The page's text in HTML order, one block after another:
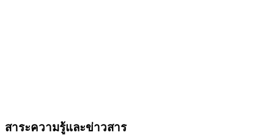
สาระความรู้และข่าวสาร